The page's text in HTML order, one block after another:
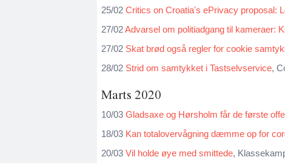
25/02 Critics on Croatia's ePrivacy proposal:
27/02Advarsel om politiadgang til kameraer:
27/02 Skat brød også regler for cookie
28/02 Strid om samtykket i Tastselvservice,
Marts 2020
10/03 Gladsaxe og Hørsholm får de første
18/03 Kan totalovervågning dæmme op for
20/03 Vil holde øye med smittede,